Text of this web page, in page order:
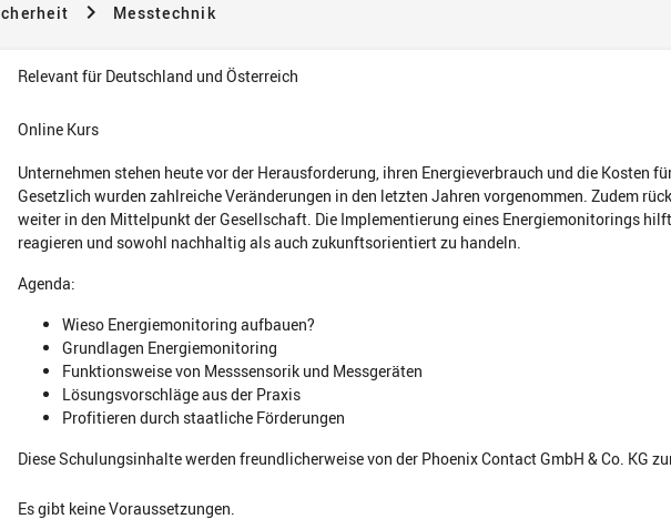
Messtechnik
Relevant für Deutschland und Österreich
Online Kurs
Unternehmen stehen heute vor der Herausforderung, ihren Energieverbrauch und die Kosten
Gesetzlich wurden zahlreiche Veränderungen in den letzten Jahren vorgenommen. Zudem
weiter in den Mittelpunkt der Gesellschaft. Die Implementierung eines Energiemonitorings
reagieren und sowohl nachhaltig als auch zukunftsorientiert zu handeln.
Agenda:
Wieso Energiemonitoring aufbauen?
Grundlagen Energiemonitoring
Funktionsweise von Messsensorik und Messgeräten
Lösungsvorschläge aus der Praxis
Profitieren durch staatliche Förderungen
Diese Schulungsinhalte werden freundlicherweise von der Phoenix Contact GmbH & Co. KG
Es gibt keine Voraussetzungen.